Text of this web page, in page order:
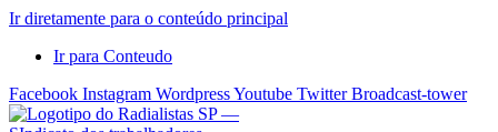
Ir diretamente para o conteúdo principal
Ir para Conteudo
Facebook Instagram WordpressYoutube Twitter Broadcast-tower